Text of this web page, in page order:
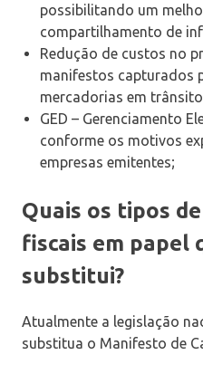
possibilitando um
compartilhamento de
Redução de custos no
manifestos capturados
mercadorias em
GED – Gerenciamento
conforme os motivos
empresas emitentes;
Quais os tipos
fiscais em papel
substitui?
Atualmente a legislação
substitua o Manifesto de